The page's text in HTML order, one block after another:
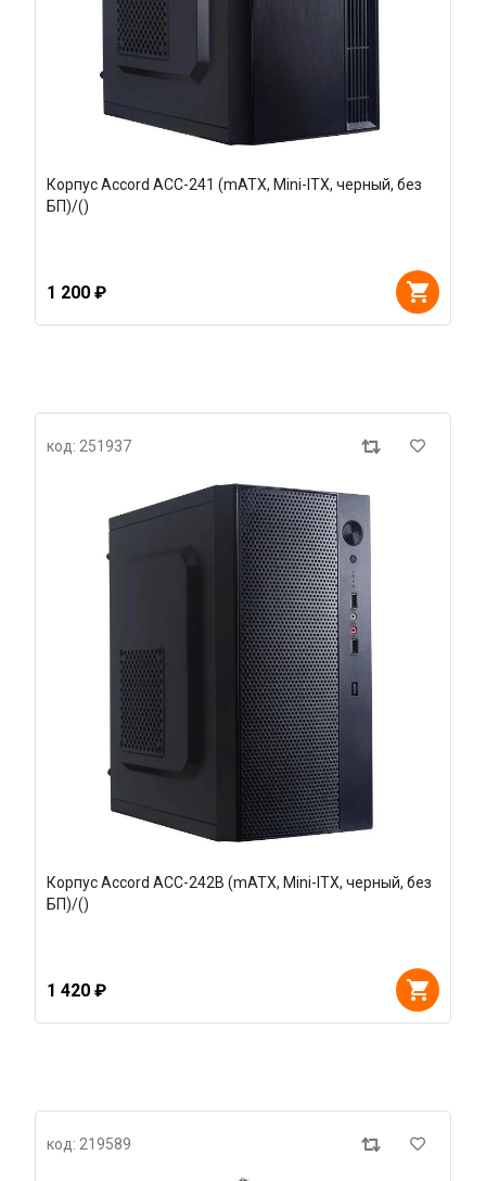
Корпус Accord ACC-241 (mATX, Mini-ITX, черный, без
БП)/()
1 200 ₽
код: 251937
Корпус Accord ACC-242B (mATX, Mini-ITX, черный, без
БП)/()
1 420 ₽
код: 219589